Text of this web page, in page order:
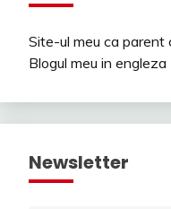
Site-ul meu ca parent
Blogul meu in engleza
Newsletter